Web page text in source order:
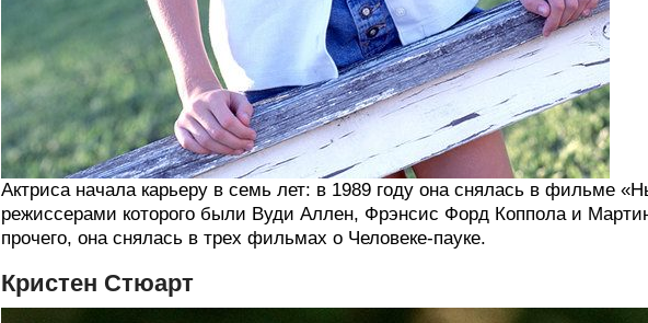
Актриса начала карьеру в семь лет: в 1989 году она снялась в фильме
режиссерами которого были Вуди Аллен, Фрэнсис Форд Коппола и
прочего, она снялась в трех фильмах о Человеке-пауке.
Кристен Стюарт